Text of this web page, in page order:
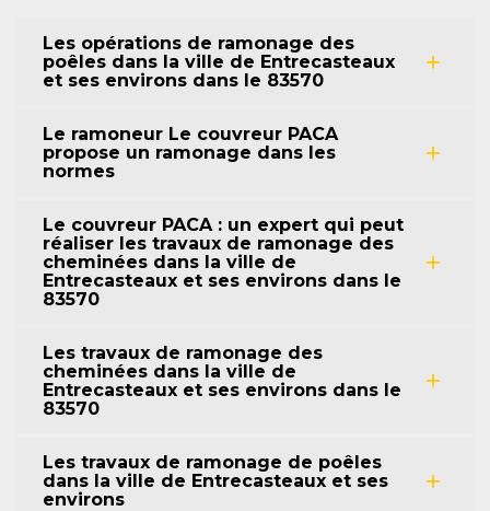
Les opérations de ramonage des
poêles dans la ville de Entrecasteaux
et ses environs dans le 83570
Le ramoneur Le couvreur PACA
propose un ramonage dans les
normes
Le couvreur PACA : un expert qui peut
réaliser les travaux de ramonage des
cheminées dans la ville de
Entrecasteaux et ses environs dans le
83570
Les travaux de ramonage des
cheminées dans la ville de
Entrecasteaux et ses environs dans le
83570
Les travaux de ramonage de poêles
dans la ville de Entrecasteaux et ses
environs